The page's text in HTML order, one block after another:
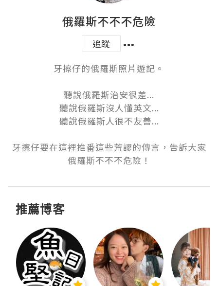
俄羅斯不不不危險
追蹤
牙擦仔的俄羅斯照片遊記。
聽說俄羅斯治安很差...
聽說俄羅斯沒人懂英文...
聽說俄羅斯人很不友善...
牙擦仔要在這裡推番這些荒謬的傳言，告訴大家
俄羅斯不不不危險！
推薦博客